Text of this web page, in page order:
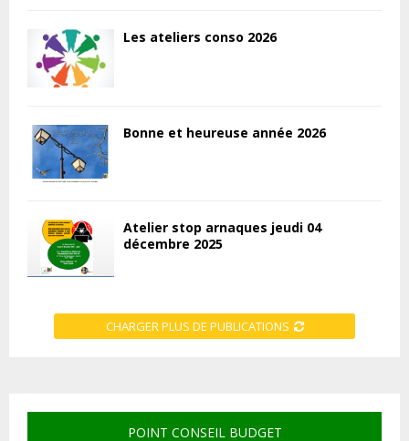
Les ateliers conso 2026
Bonne et heureuse année 2026
Atelier stop arnaques jeudi 04
décembre 2025
CHARGER PLUS DE PUBLICATIONS
POINT CONSEIL BUDGET